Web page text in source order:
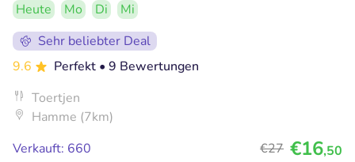
Heute Mo Di
Mi
Sehr beliebter Deal
9.6
Perfekt • 9 Bewertungen
Toertjen
Hamme (7km)
Verkauft: 660
€27 €16,50